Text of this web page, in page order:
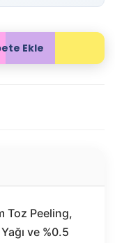
Ekle
Toz Peeling,
ve %0.5